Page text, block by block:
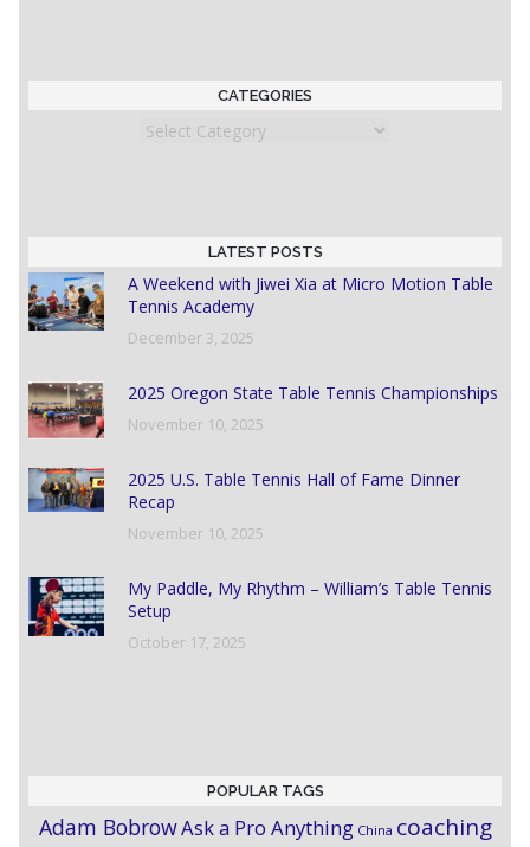
CATEGORIES
Categories
LATEST POSTS
A Weekend with Jiwei Xia at Micro Motion Table
Tennis Academy
December 3, 2025
2025 Oregon State Table Tennis Championships
November 10, 2025
2025 U.S. Table Tennis Hall of Fame Dinner
Recap
November 10, 2025
My Paddle, My Rhythm – William’s Table Tennis
Setup
October 17, 2025
POPULAR TAGS
Adam BobrowAsk a Pro Anything China coaching